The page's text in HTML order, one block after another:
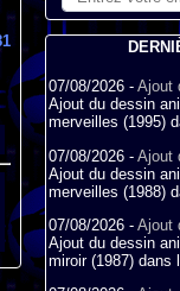
07/08/2026 - Ajout
Ajout du dessin
merveilles (1995)
07/08/2026 - Ajout
Ajout du dessin
merveilles (1988)
07/08/2026 - Ajout
Ajout du dessin
miroir (1987) dans